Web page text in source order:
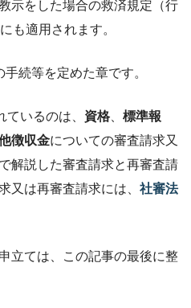
示をした場合の救済規定（行
も適用されます。
続等を定めた章です。
いるのは、 資格
標準報
徴収金についての審査請求又
解説した審査請求と再審査請
又は再審査請求には、 社審法
立ては、この記事の最後に整